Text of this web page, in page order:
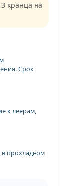
кранца на
Срок
к леерам,
в прохладном